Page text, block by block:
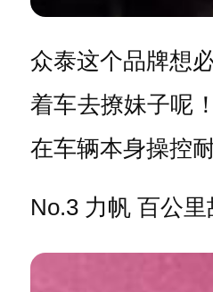
众泰这个品牌想
着车去撩妹子呢
在车辆本身操控
No.3 力帆 百公